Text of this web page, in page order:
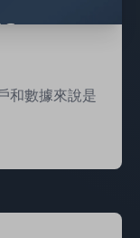
和數據來說是